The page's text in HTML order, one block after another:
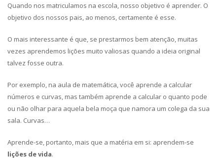
Quando nos matriculamos na escola, nosso objetivo é aprender. O
objetivo dos nossos pais, ao menos, certamente é esse.
O mais interessante é que, se prestarmos bem atenção, muitas
vezes aprendemos lições muito valiosas quando a ideia original
talvez fosse outra.
Por exemplo, na aula de matemática, você aprende a calcular
números e curvas, mas também aprende a calcular o quanto pode
ou não olhar para aquela bela moça que namora um colega da sua
sala. Curvas…
Aprende-se, portanto, mais que a matéria em si: aprendem-se
lições de vida.